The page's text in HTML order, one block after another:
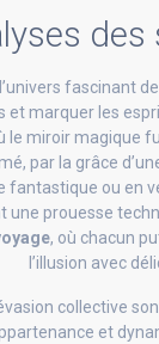
des
fascinant
et marquer les
le miroir magique
par la grâce
fantastique ou en
une prouesse
, où chacun
l’illusion avec
collective
et